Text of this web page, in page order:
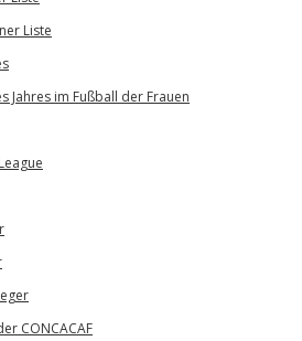
Liste
Jahres im Fußball der Frauen
CONCACAF